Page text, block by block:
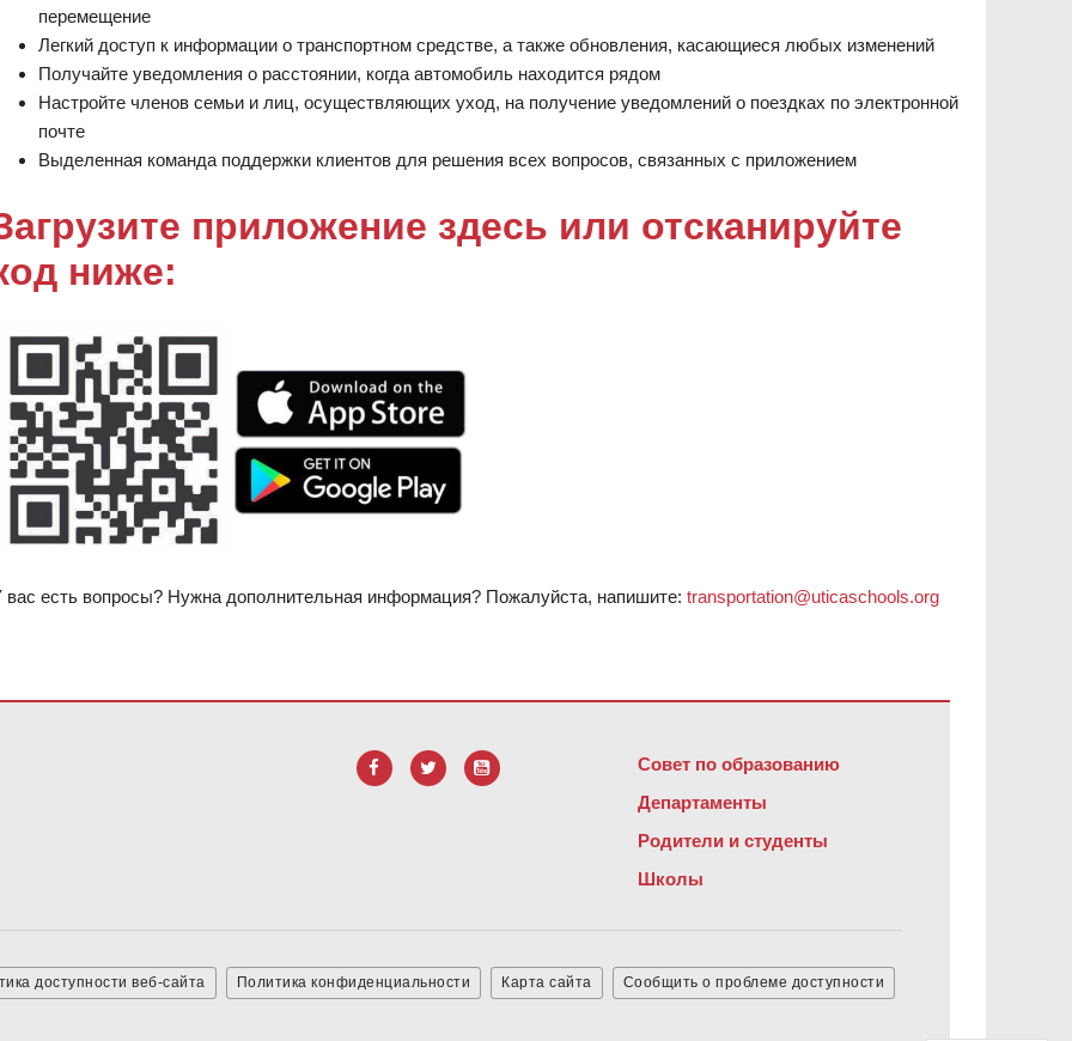
перемещение
Легкий доступ к информации о транспортном средстве, а также обновления, касающиеся любых изменений
Получайте уведомления о расстоянии, когда автомобиль находится рядом
Настройте членов семьи и лиц, осуществляющих уход, на получение уведомлений о поездках по электронной
почте
Выделенная команда поддержки клиентов для решения всех вопросов, связанных с приложением
приложение здесь или отсканируйте
ниже:
вас есть вопросы? Нужна дополнительная информация? Пожалуйста, напишите: transportation@uticaschools.org
Совет по образованию
Департаменты
Родители и студенты
Школы
доступности веб-сайта Политика конфиденциальности Карта сайта Сообщить о проблеме доступности